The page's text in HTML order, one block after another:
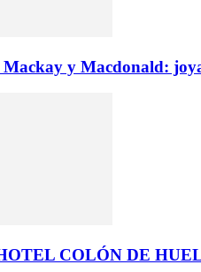
Mackay y Macdonald:
COLÓN DE